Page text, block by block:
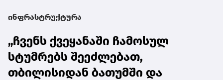
ინფრასტრუქტურა
„ჩვენს ქვეყანაში ჩამოსულ
სტუმრებს შეეძლებათ,
თბილისიდან ბათუმში და